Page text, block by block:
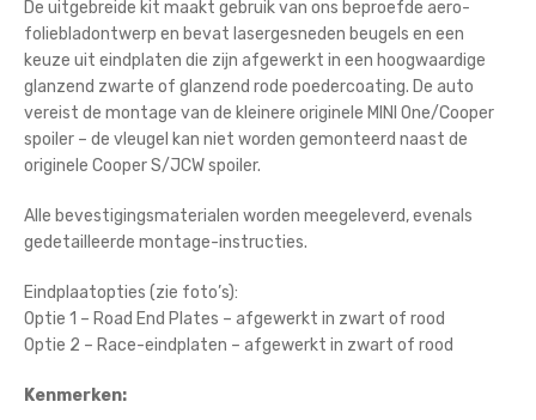
De uitgebreide kit maakt gebruik van ons beproefde aero-
foliebladontwerp en bevat lasergesneden beugels en een
keuze uit eindplaten die zijn afgewerkt in een hoogwaardige
glanzend zwarte of glanzend rode poedercoating. De auto
vereist de montage van de kleinere originele MINI One/Cooper
spoiler – de vleugel kan niet worden gemonteerd naast de
originele Cooper S/JCW spoiler.
Alle bevestigingsmaterialen worden meegeleverd, evenals
gedetailleerde montage-instructies.
Eindplaatopties (zie foto’s):
Optie 1 – Road End Plates – afgewerkt in zwart of rood
Optie 2 – Race-eindplaten – afgewerkt in zwart of rood
Kenmerken: